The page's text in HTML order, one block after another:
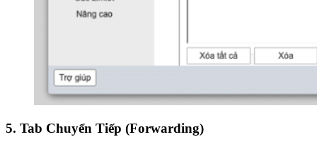
5. Tab Chuyển Tiếp (Forwarding)